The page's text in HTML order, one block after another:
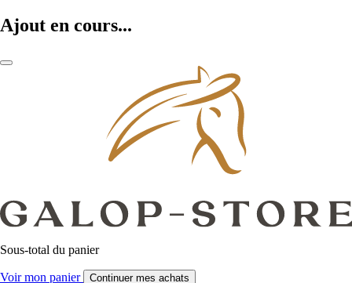
Ajout en cours...
Sous-total du panier
Voir mon panier Continuer mes achats